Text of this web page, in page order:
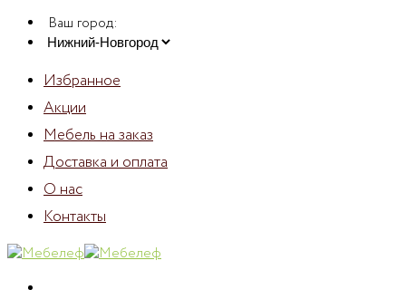
Skip
Ваш город:
Избранное
Акции
Мебель на заказ
Доставка и оплата
О нас
Контакты